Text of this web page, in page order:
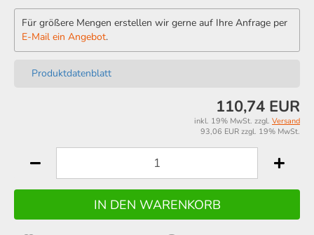
Für größere Mengen erstellen wir gerne auf Ihre Anfrage per
E-Mail ein Angebot.
Produktdatenblatt
110,74 EUR
inkl. 19% MwSt. zzgl. Versand
93,06 EUR zzgl. 19% MwSt.